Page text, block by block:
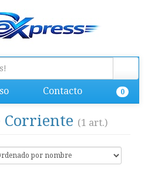
Contacto 0
Corriente (1 art.)